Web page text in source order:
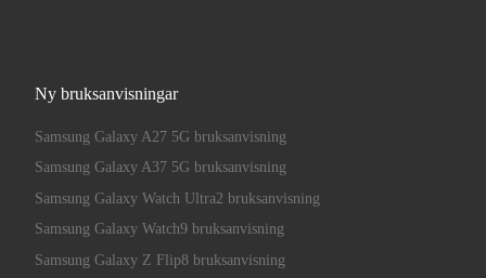
Ny bruksanvisningar
Samsung Galaxy A27 5G bruksanvisning
Samsung Galaxy A37 5G bruksanvisning
Samsung Galaxy Watch Ultra2 bruksanvisning
Samsung Galaxy Watch9 bruksanvisning
Samsung Galaxy Z Flip8 bruksanvisning